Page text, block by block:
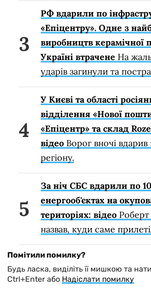
РФ вдарили по
«Епіцентру». Одне з
виробництв керамічної
Україні втрачене На
ударів загинули та
У Києві та області
відділення «Нової
«Епіцентр» та склад
відео Ворог вночі вдарив
регіону.
За ніч СБС вдарили по 10
енергооб'єктах на
територіях: відео Роберт
назвав, куди саме
Помітили помилку?
Будь ласка, виділіть її мишкою та
Ctrl+Enter або Надіслати помилку